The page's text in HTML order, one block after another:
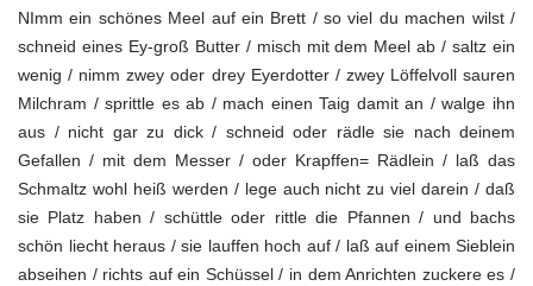
NImm ein schönes Meel auf ein Brett / so viel du machen wilst /
schneid eines Ey-groß Butter / misch mit dem Meel ab / saltz ein
wenig / nimm zwey oder drey Eyerdotter / zwey Löffelvoll sauren
Milchram / sprittle es ab / mach einen Taig damit an / walge ihn
aus / nicht gar zu dick / schneid oder rädle sie nach deinem
Gefallen / mit dem Messer / oder Krapffen= Rädlein / laß das
Schmaltz wohl heiß werden / lege auch nicht zu viel darein / daß
sie Platz haben / schüttle oder rittle die Pfannen / und bachs
schön liecht heraus / sie lauffen hoch auf / laß auf einem Sieblein
abseihen / richts auf ein Schüssel / in dem Anrichten zuckere es /